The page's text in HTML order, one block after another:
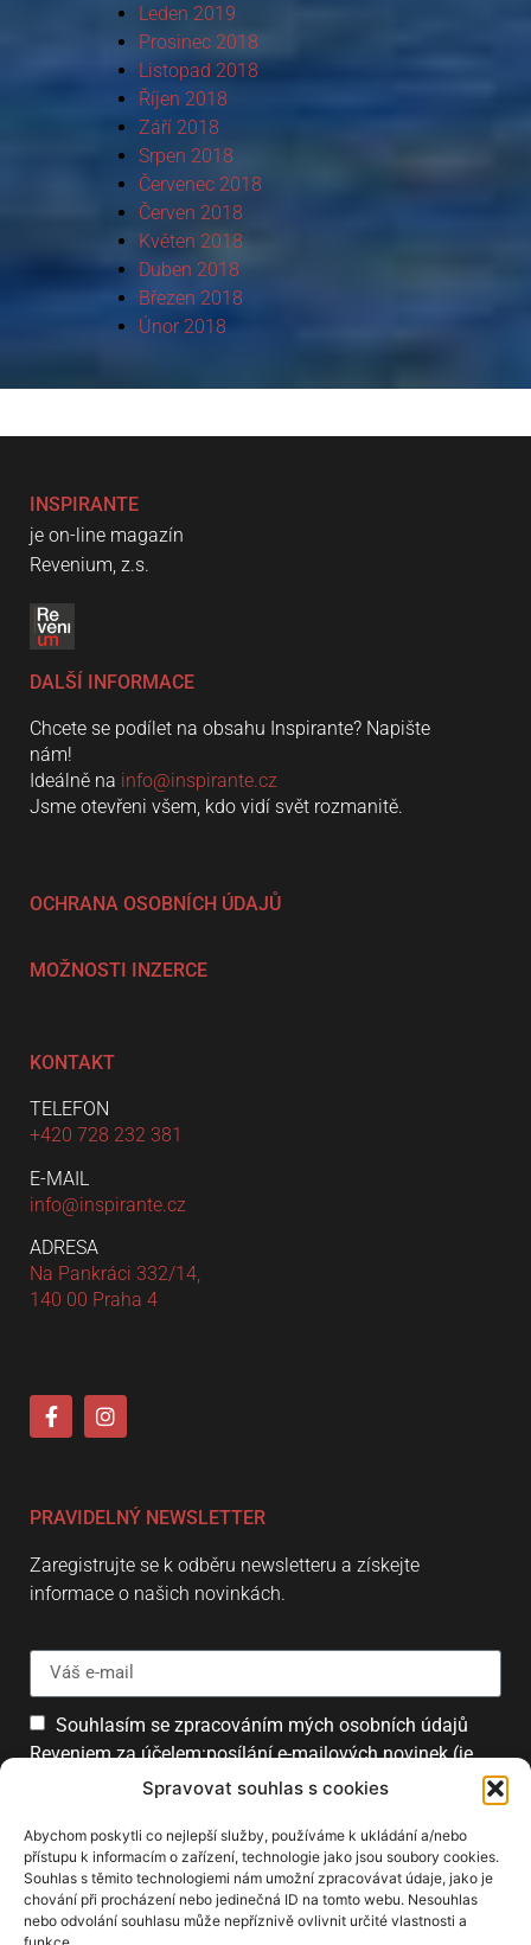
Spravovat souhlas s cookies
Abychom poskytli co nejlepší služby, používáme k ukládání a/nebo
přístupu k informacím o zařízení, technologie jako jsou soubory cookies.
Souhlas s těmito technologiemi nám umožní zpracovávat údaje, jako je
chování při procházení nebo jedinečná ID na tomto webu. Nesouhlas
nebo odvolání souhlasu může nepříznivě ovlivnit určité vlastnosti a
Leden 2019
Prosinec 2018
Listopad 2018
Říjen 2018
Září 2018
Srpen 2018
Červenec 2018
Červen 2018
Květen 2018
Duben 2018
Březen 2018
Únor 2018
INSPIRANTE
je on-line magazín
Revenium, z.s.
DALŠÍ INFORMACE
Chcete se podílet na obsahu Inspirante? Napište
nám!
Ideálně na info@inspirante.cz
Jsme otevřeni všem, kdo vidí svět rozmanitě.
OCHRANA OSOBNÍCH ÚDAJŮ
MOŽNOSTI INZERCE
KONTAKT
TELEFON
+420 728 232 381
E-MAIL
info@inspirante.cz
ADRESA
Na Pankráci 332/14,
140 00 Praha 4
PRAVIDELNÝ NEWSLETTER
Zaregistrujte se k odběru newsletteru a získejte
informace o našich novinkách.
Souhlasím se zpracováním mých osobních údajů
Reveniem za účelem:posílání e-mailových novinek (je
možné se kdykoliv odhlásit).
Přihlásit
PARTNEŘI